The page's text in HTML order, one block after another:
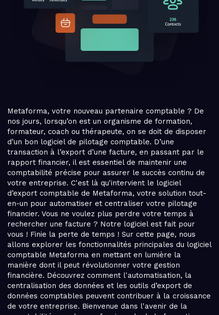
Metaforma, votre nouveau partenaire comptable ? De
nos jours, lorsqu’on est un organisme de formation,
formateur, coach ou thérapeute, on se doit de disposer
d’un bon logiciel de pilotage comptable. D’une
transaction à l’export d’une facture, en passant par le
rapport financier, il est essentiel de maintenir une
comptabilité précise pour assurer le succès continu de
votre entreprise. C'est là qu'intervient le logiciel
d’export comptable de Metaforma, votre solution tout-
en-un pour automatiser et centraliser votre pilotage
financier. Vous ne voulez plus perdre votre temps à
rechercher une facture ? Notre logiciel est fait pour
vous ! Finie la perte de temps ! Sur cette page, nous
allons explorer les fonctionnalités principales du logiciel
comptable Metaforma en mettant en lumière la
manière dont il peut révolutionner votre gestion
financière. Découvrez comment l'automatisation, la
centralisation des données et les outils d’export de
données comptables peuvent contribuer à la croissance
de votre entreprise. Bienvenue dans l'avenir de la